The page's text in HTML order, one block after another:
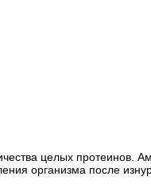
целых
организма после